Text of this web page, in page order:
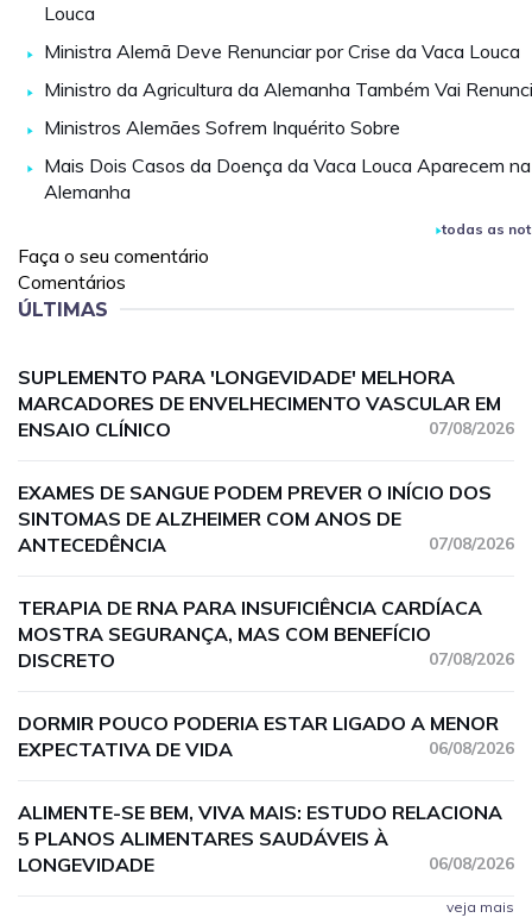
Louca
Ministra Alemã Deve Renunciar por Crise da Vaca Louca
Ministro da Agricultura da Alemanha Também Vai
Ministros Alemães Sofrem Inquérito Sobre
Mais Dois Casos da Doença da Vaca Louca Aparecem na
Alemanha
todas as
Faça o seu comentário
Comentários
ÚLTIMAS
SUPLEMENTO PARA 'LONGEVIDADE' MELHORA
MARCADORES DE ENVELHECIMENTO VASCULAR EM
ENSAIO CLÍNICO
07/08/2026
EXAMES DE SANGUE PODEM PREVER O INÍCIO DOS
SINTOMAS DE ALZHEIMER COM ANOS DE
ANTECEDÊNCIA
07/08/2026
TERAPIA DE RNA PARA INSUFICIÊNCIA CARDÍACA
MOSTRA SEGURANÇA, MAS COM BENEFÍCIO
DISCRETO
07/08/2026
DORMIR POUCO PODERIA ESTAR LIGADO A MENOR
EXPECTATIVA DE VIDA
06/08/2026
ALIMENTE-SE BEM, VIVA MAIS: ESTUDO RELACIONA
5 PLANOS ALIMENTARES SAUDÁVEIS À
LONGEVIDADE
06/08/2026
veja mais